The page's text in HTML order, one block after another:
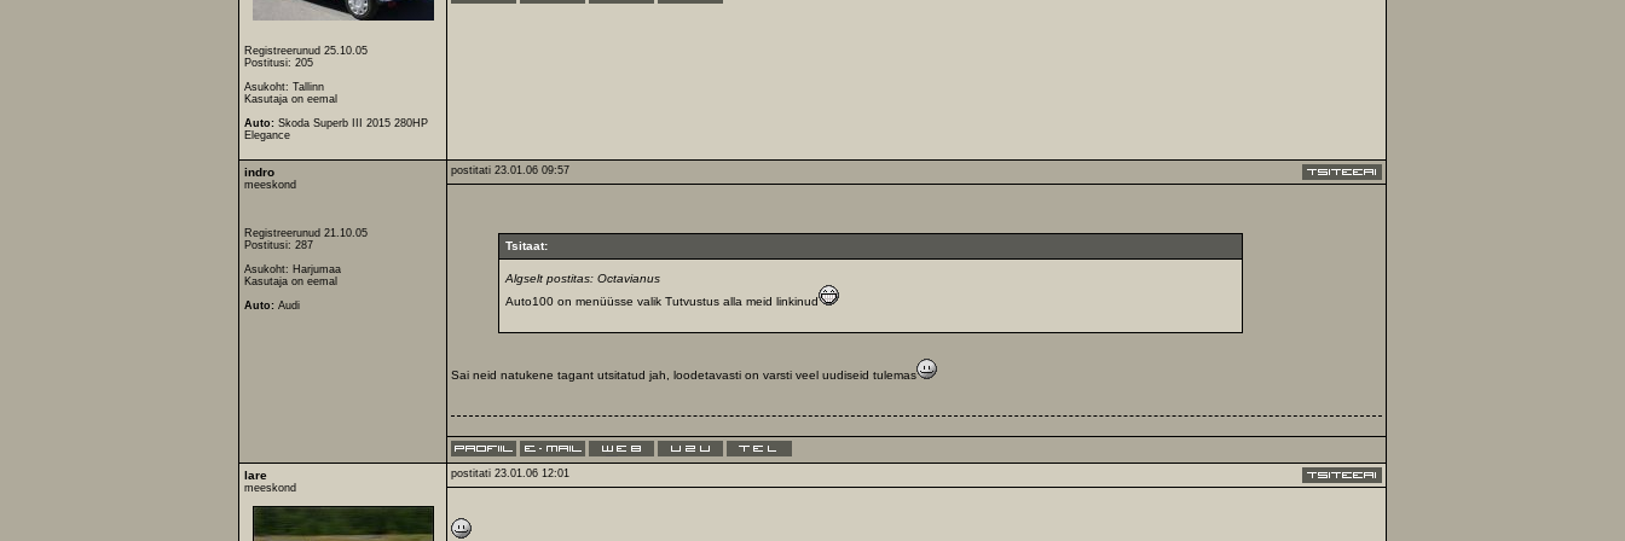
Registreerunud 25.10.05
Postitusi: 205
Asukoht: Tallinn
Kasutaja on eemal
Auto: Skoda Superb III 2015 280HP
Elegance
indro
meeskond
Registreerunud 21.10.05
Postitusi: 287
Asukoht: Harjumaa
Kasutaja on eemal
Auto: Audi
postitati 23.01.06 09:57
Tsitaat:
Algselt postitas: Octavianus
Auto100 on menüüsse valik Tutvustus alla meid linkinud
Sai neid natukene tagant utsitatud jah, loodetavasti on varsti veel uudiseid tulemas
lare
meeskond
postitati 23.01.06 12:01